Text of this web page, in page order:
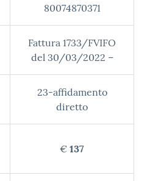
80074870371
Fattura 1733/FVIFO
del 30/03/2022 –
23-affidamento
diretto
€ 137